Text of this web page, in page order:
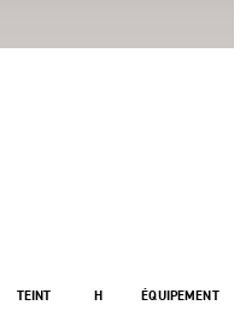
TEINT H ÉQUIPEMENT